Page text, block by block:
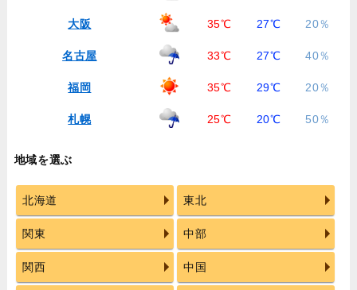
大阪 35℃ 27℃ 20％
名古屋 33℃ 27℃ 40％
福岡 35℃ 29℃ 20％
札幌 25℃ 20℃ 50％
地域を選ぶ
北海道 東北
関東 中部
関西 中国